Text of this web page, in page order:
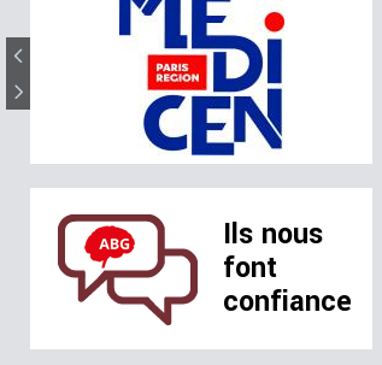
Ils nous
font
confiance